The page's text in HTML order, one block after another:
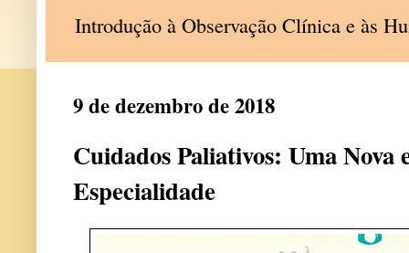
Introdução à Observação Clínica e às
9 de dezembro de 2018
Cuidados Paliativos: Uma Nova
Especialidade